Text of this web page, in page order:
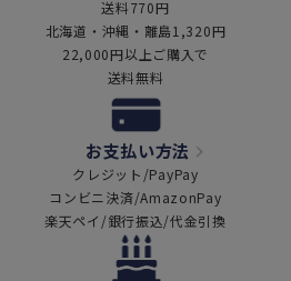
送料770円
北海道・沖縄・離島1,320円
22,000円以上ご購入で
送料無料
お支払い方法
クレジット/PayPay
コンビニ決済/AmazonPay
楽天ペイ/銀行振込/代金引換